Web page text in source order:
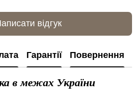
відгук
Гарантії Повернення
в межах України